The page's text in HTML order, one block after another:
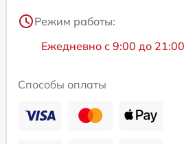
Режим работы:
Ежедневно с 9:00 до 21:00
Способы оплаты